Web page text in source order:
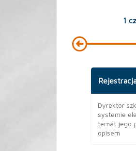
1
Dyrektor
systemie
temat jego
opisem